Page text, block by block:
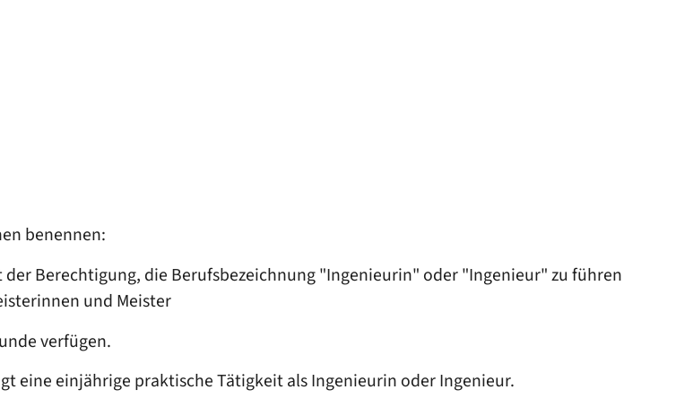
benennen:
Berechtigung, die Berufsbezeichnung "Ingenieurin" oder "Ingenieur" zu führen
und Meister
verfügen.
eine einjährige praktische Tätigkeit als Ingenieurin oder Ingenieur.